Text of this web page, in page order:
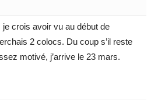
crois avoir vu au début de
2 colocs. Du coup s’il reste
motivé, j’arrive le 23 mars.